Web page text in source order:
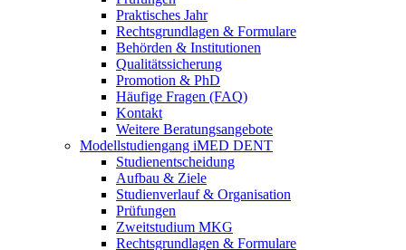
Praktisches Jahr
Rechtsgrundlagen & Formulare
Behörden & Institutionen
Qualitätssicherung
Promotion & PhD
Häufige Fragen (FAQ)
Kontakt
Weitere Beratungsangebote
Modellstudiengang iMED DENT
Studienentscheidung
Aufbau & Ziele
Studienverlauf & Organisation
Prüfungen
Zweitstudium MKG
Rechtsgrundlagen & Formulare